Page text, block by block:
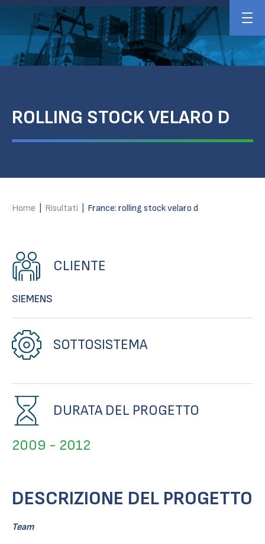
ROLLING STOCK VELARO D
Home Risultati France: rolling stock velaro d
CLIENTE
SIEMENS
SOTTOSISTEMA
DURATA DEL PROGETTO
2009 - 2012
DESCRIZIONE DEL PROGETTO
Team